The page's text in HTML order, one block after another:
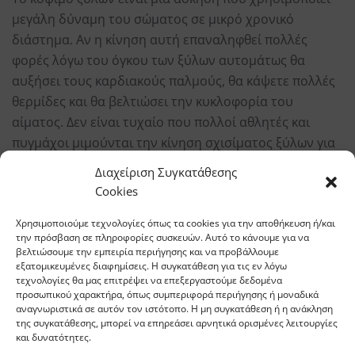
Διαχείριση Συγκατάθεσης
Cookies
Χρησιμοποιούμε τεχνολογίες όπως τα cookies για την αποθήκευση ή/και
την πρόσβαση σε πληροφορίες συσκευών. Αυτό το κάνουμε για να
βελτιώσουμε την εμπειρία περιήγησης και να προβάλλουμε
εξατομικευμένες διαφημίσεις. Η συγκατάθεση για τις εν λόγω
τεχνολογίες θα μας επιτρέψει να επεξεργαστούμε δεδομένα
προσωπικού χαρακτήρα, όπως συμπεριφορά περιήγησης ή μοναδικά
αναγνωριστικά σε αυτόν τον ιστότοπο. Η μη συγκατάθεση ή η ανάκληση
της συγκατάθεσης, μπορεί να επηρεάσει αρνητικά ορισμένες λειτουργίες
και δυνατότητες.
μεγάλη δύναμη του σώματος σε μικρό χρονικό
διάστημα. Αν η κίνηση αυτή επαναληφθεί πολλές
φορές λόγω του όγκου των ξύλων αυτομάτως θα
αυξήσει τους καρδιακούς παλμούς, θα κάψετε πολλές
θερμίδες και θα βελτιώσει την κυκλοφορία του
αίματος. Δεν είναι τυχαίο που πολλοί αθλητές και
πυγμάχοι μιμούνται την κίνηση σχισίματος ξύλων για
να ενδυναμώσουν το σώμα τους.
Οδηγίες ασφαλείας
Επειδή θα χρησιμοποιείτε ένα κοφτερό εργαλείο όπως
το τσεκούρι, χρειάζεται να πάρετε ορισμένα μέτρα
προστασίας για την αποφυγή τραυματισμών.
Κρατήστε το σώμα σας μακριά από την κοφτερή
λεπίδα του τσεκουριού. Φορέστε, αν το κρίνεται
αναγκαίο, γυαλιά ασφαλείας. Να είστε σίγουροι ότι το